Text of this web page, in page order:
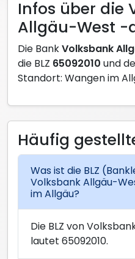
Infos über die
Allgäu-West -
Die BankVolksbank
die BLZ 65092010 und
Standort: Wangen im
Häufig
Was ist die BLZ
Volksbank Allgäu-
im Allgäu?
Die BLZ von
lautet 65092010.